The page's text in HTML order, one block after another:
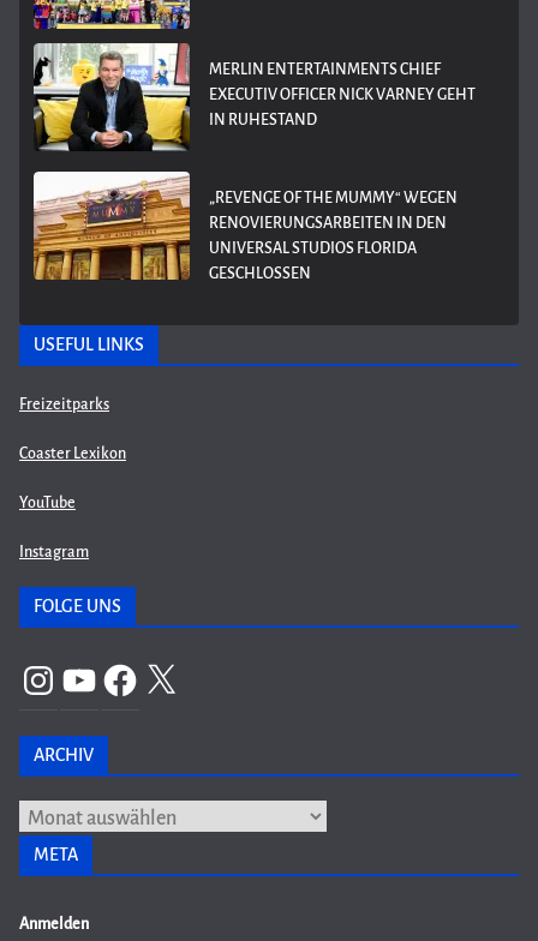
MERLIN ENTERTAINMENTS CHIEF
EXECUTIV OFFICER NICK VARNEY GEHT
IN RUHESTAND
„REVENGE OF THE MUMMY“ WEGEN
RENOVIERUNGSARBEITEN IN DEN
UNIVERSAL STUDIOS FLORIDA
GESCHLOSSEN
USEFUL LINKS
Freizeitparks
Coaster Lexikon
YouTube
Instagram
FOLGE UNS
InstagramYouTubeFacebook
X
ARCHIV
Archiv
META
Anmelden